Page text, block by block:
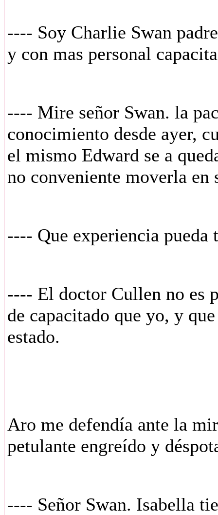
---- Soy Charlie Swan
y con mas personal
---- Mire señor Swan. la
conocimiento desde ayer,
el mismo Edward se a
no conveniente moverla en
---- Que experiencia pueda
---- El doctor Cullen no es
de capacitado que yo, y
estado.
Aro me defendía ante la
petulante engreído y
---- Señor Swan. Isabella